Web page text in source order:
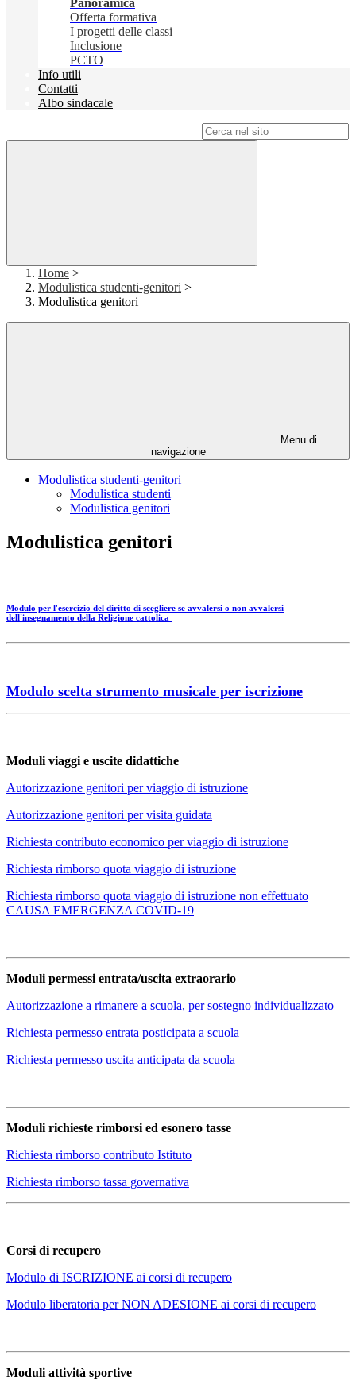
Panoramica
Offerta formativa
I progetti delle classi
Inclusione
PCTO
Info utili
Contatti
Albo sindacale
Home >
Modulistica studenti-genitori >
Modulistica genitori
Menu di
navigazione
Modulistica studenti-genitori
Modulistica studenti
Modulistica genitori
Modulistica genitori
Modulo per l'esercizio del diritto di scegliere se avvalersi o non avvalersi
dell'insegnamento della Religione cattolica
Modulo scelta strumento musicale per iscrizione
Moduli viaggi e uscite didattiche
Autorizzazione genitori per viaggio di istruzione
Autorizzazione genitori per visita guidata
Richiesta contributo economico per viaggio di istruzione
Richiesta rimborso quota viaggio di istruzione
Richiesta rimborso quota viaggio di istruzione non effettuato
CAUSA EMERGENZA COVID-19
Moduli permessi entrata/uscita extraorario
Autorizzazione a rimanere a scuola, per sostegno individualizzato
Richiesta permesso entrata posticipata a scuola
Richiesta permesso uscita anticipata da scuola
Moduli richieste rimborsi ed esonero tasse
Richiesta rimborso contributo Istituto
Richiesta rimborso tassa governativa
Corsi di recupero
Modulo di ISCRIZIONE ai corsi di recupero
Modulo liberatoria per NON ADESIONE ai corsi di recupero
Moduli attività sportive